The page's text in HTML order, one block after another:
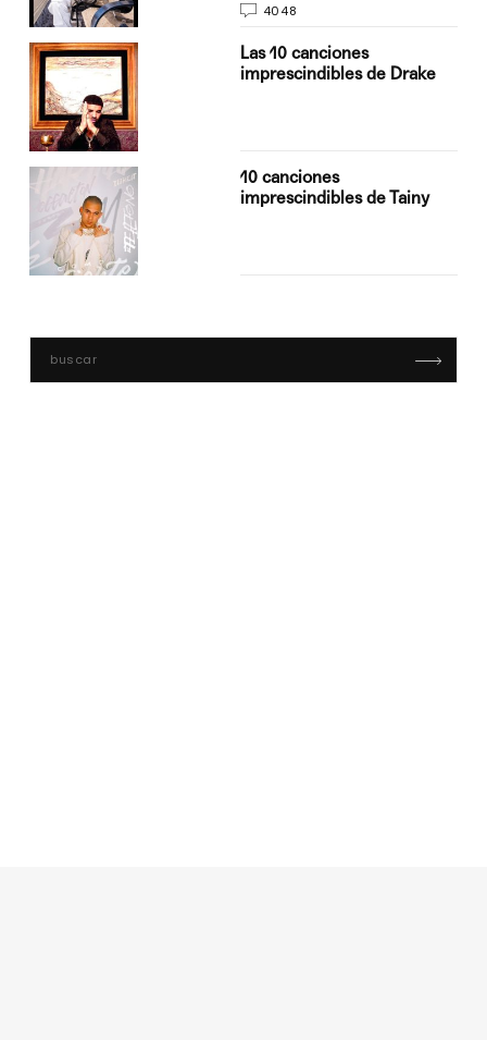
4048
Las 10 canciones
imprescindibles de Drake
10 canciones
imprescindibles de Tainy